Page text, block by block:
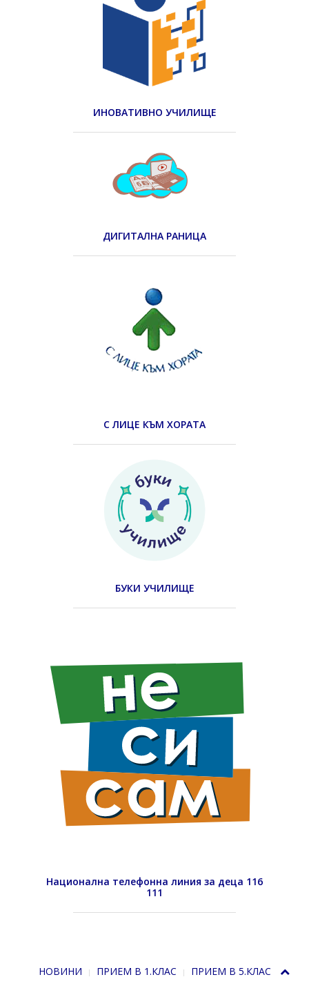
ИНОВАТИВНО УЧИЛИЩЕ
ДИГИТАЛНА РАНИЦА
С ЛИЦЕ КЪМ ХОРАТА
БУКИ УЧИЛИЩЕ
Национална телефонна линия за деца 116
111
НОВИНИ ПРИЕМ В 1.КЛАС
ПРИЕМ В 5.КЛАС